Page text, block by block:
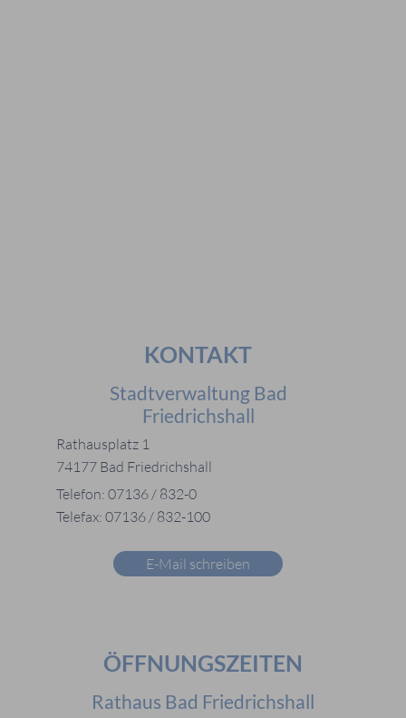
KONTAKT
Stadtverwaltung Bad
Friedrichshall
Rathausplatz 1
74177 Bad Friedrichshall
Telefon: 07136 / 832-0
Telefax: 07136 / 832-100
E-Mail schreiben
ÖFFNUNGSZEITEN
Rathaus Bad Friedrichshall